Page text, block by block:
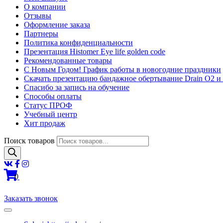
О компании
Отзывы
Оформление заказа
Партнеры
Политика конфиденциальности
Презентация Histomer Eye life golden code
Рекомендованные товары
С Новым Годом! График работы в новогодние праздники
Скачать презентацию бандажное обертывание Drain O2
Спасибо за запись на обучение
Способы оплаты
Статус ПРОФ
Учебный центр
Хит продаж
Поиск товаров
0
Заказать звонок